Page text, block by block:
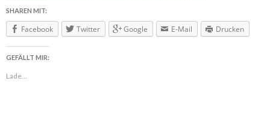
SHAREN MIT:
Facebook Twitter Google E-Mail Drucken
GEFÄLLT MIR:
Lade...